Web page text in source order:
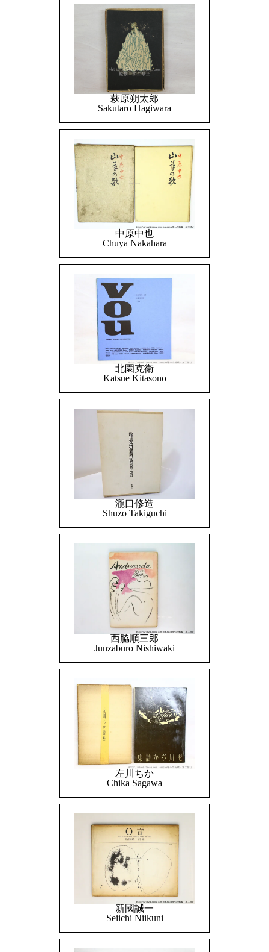
萩原朔太郎
Sakutaro Hagiwara
中原中也
Chuya Nakahara
北園克衛
Katsue Kitasono
瀧口修造
Shuzo Takiguchi
西脇順三郎
Junzaburo Nishiwaki
左川ちか
Chika Sagawa
新國誠一
Seiichi Niikuni